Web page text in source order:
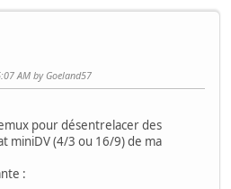
AM by Goeland57
pour désentrelacer des
miniDV (4/3 ou 16/9) de ma
: